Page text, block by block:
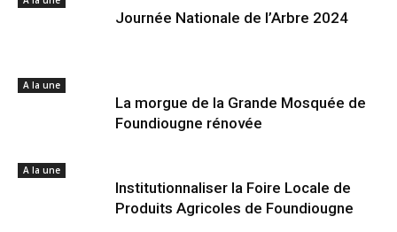
Journée Nationale de l’Arbre 2024
A la une
La morgue de la Grande Mosquée de
Foundiougne rénovée
A la une
Institutionnaliser la Foire Locale de
Produits Agricoles de Foundiougne